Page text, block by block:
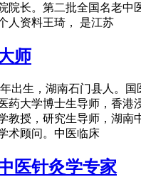
院长。第二批全国名老中
人资料王琦， 是江苏
师
出生，湖南石门县人。国
药大学博士生导师，香港
教授，研究生导师，湖南
术顾问。中医临床
医针灸学专家